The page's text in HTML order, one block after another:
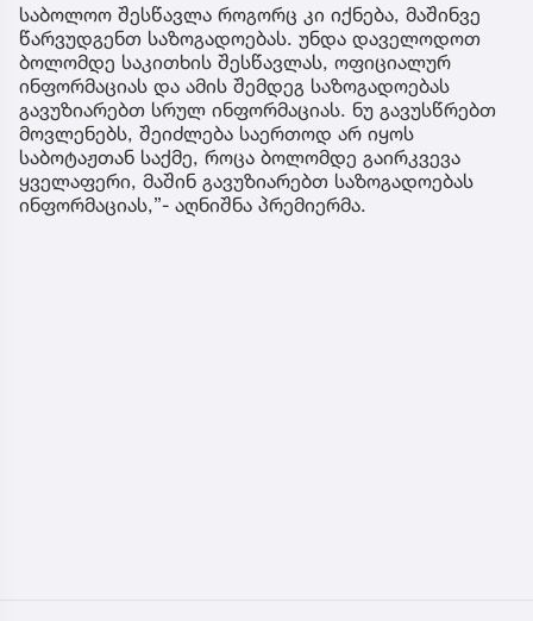
საბოლოო შესწავლა როგორც კი იქნება, მაშინვე
წარვუდგენთ საზოგადოებას. უნდა დაველოდოთ
ბოლომდე საკითხის შესწავლას, ოფიციალურ
ინფორმაციას და ამის შემდეგ საზოგადოებას
გავუზიარებთ სრულ ინფორმაციას. ნუ გავუსწრებთ
მოვლენებს, შეიძლება საერთოდ არ იყოს
საბოტაჟთან საქმე, როცა ბოლომდე გაირკვევა
ყველაფერი, მაშინ გავუზიარებთ საზოგადოებას
ინფორმაციას,”- აღნიშნა პრემიერმა.